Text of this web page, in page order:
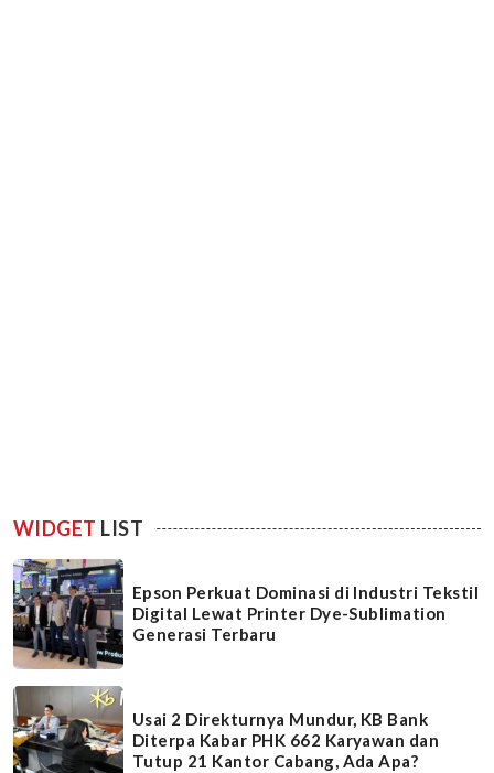
WIDGET LIST
Epson Perkuat Dominasi di Industri Tekstil
Digital Lewat Printer Dye-Sublimation
Generasi Terbaru
Usai 2 Direkturnya Mundur, KB Bank
Diterpa Kabar PHK 662 Karyawan dan
Tutup 21 Kantor Cabang, Ada Apa?